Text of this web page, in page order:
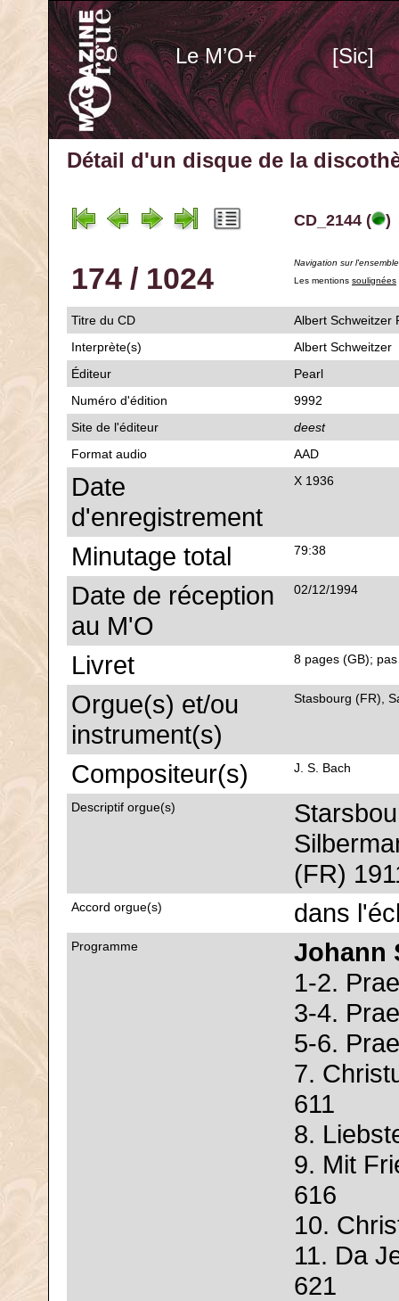
Le M’O+ [Sic]
Détail d'un disque de la
CD_2144 ( )
174 / 1024
Navigation sur
Les mentions soulignées
Titre du CD
Albert Schweitzer
Interprète(s)
Albert Schweitzer
Éditeur
Pearl
Numéro d'édition
9992
Site de l'éditeur
deest
Format audio
AAD
Date
d'enregistrement
X 1936
Minutage total 79:38
Date de réception
au M'O
02/12/1994
Livret 8 pages (GB);
Orgue(s) et/ou
instrument(s)
Stasbourg (FR),
Compositeur(s) J. S. Bach
Descriptif orgue(s)
(FR)
Accord orgue(s) dans
Programme
Johann
1-2.
3-4.
5-6.
7.
611
8.
9. Mit
616
10.
11. Da
621